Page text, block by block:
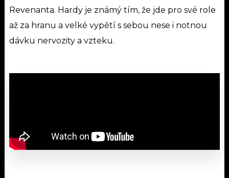
Revenanta. Hardy je známý tím, že jde pro své role
až za hranu a velké vypětí s sebou nese i notnou
dávku nervozity a vzteku.